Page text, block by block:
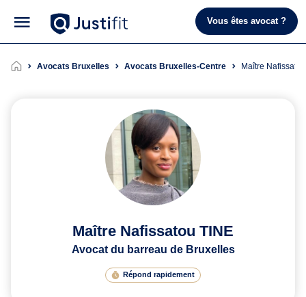
Vous êtes avocat ?
Avocats Bruxelles Avocats Bruxelles-Centre Maître
Maître Nafissatou TINE
Avocat du barreau de Bruxelles
Répond rapidement